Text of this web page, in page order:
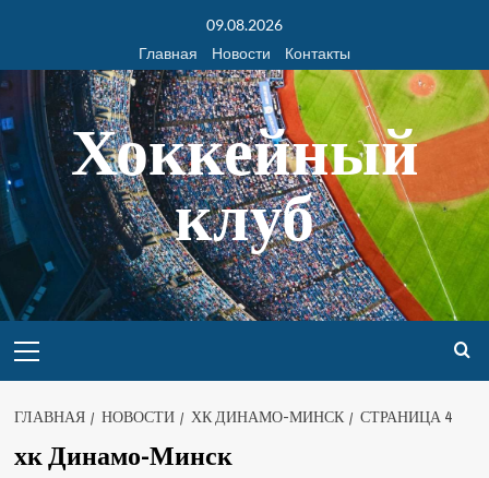
09.08.2026
Главная
Новости Контакты
Хоккейный
клуб
ГЛАВНАЯ НОВОСТИ ХК ДИНАМО-МИНСК СТРАНИЦА 4
хк Динамо-Минск